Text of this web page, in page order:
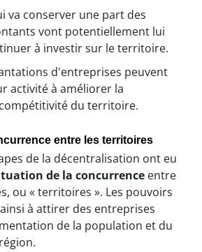
va conserver une part des
vont potentiellement lui
à investir sur le territoire.
d'entreprises peuvent
activité à améliorer la
du territoire.
entre les territoires
de la décentralisation ont eu
de la concurrence entre
ou « territoires ». Les pouvoirs
à attirer des entreprises
de la population et du